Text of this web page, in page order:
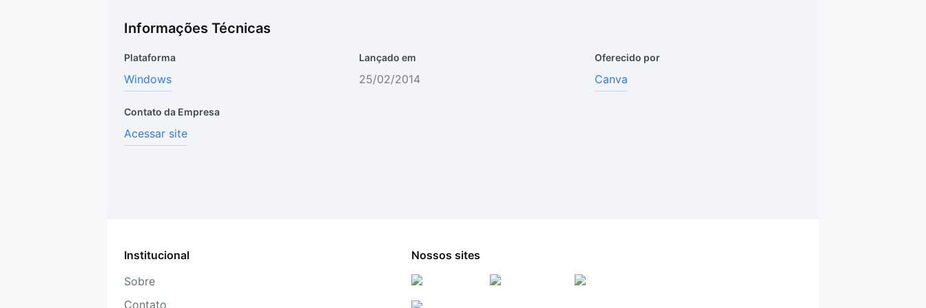
Informações Técnicas
Plataforma
Windows
Lançado em
25/02/2014
Oferecido por
Canva
Contato da Empresa
Acessar site
Institucional
Sobre
Contato
Nossos sites